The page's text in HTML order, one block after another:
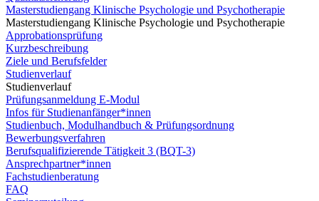
Masterstudiengang Klinische Psychologie und Psychotherapie
Masterstudiengang Klinische Psychologie und Psychotherapie
Approbationsprüfung
Kurzbeschreibung
Ziele und Berufsfelder
Studienverlauf
Studienverlauf
Prüfungsanmeldung E-Modul
Infos für Studienanfänger*innen
Studienbuch, Modulhandbuch & Prüfungsordnung
Bewerbungsverfahren
Berufsqualifizierende Tätigkeit 3 (BQT-3)
Ansprechpartner*innen
Fachstudienberatung
FAQ